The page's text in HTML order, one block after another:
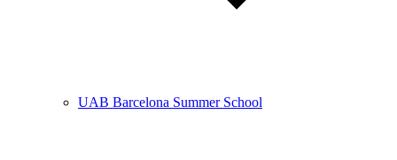
UAB Barcelona Summer School